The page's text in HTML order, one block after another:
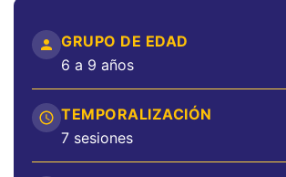
GRUPO DE EDAD
6 a 9 años
TEMPORALIZACIÓN
7 sesiones